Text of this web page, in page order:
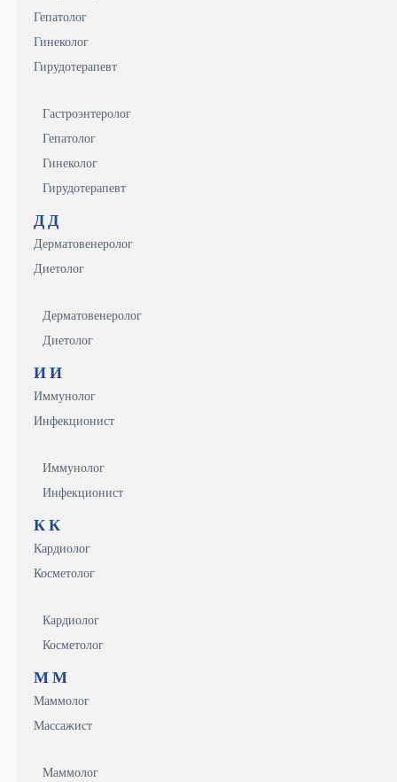
Гепатолог
Гинеколог
Гирудотерапевт
Гастроэнтеролог
Гепатолог
Гинеколог
Гирудотерапевт
Д Д
Дерматовенеролог
Диетолог
Дерматовенеролог
Диетолог
И И
Иммунолог
Инфекционист
Иммунолог
Инфекционист
К К
Кардиолог
Косметолог
Кардиолог
Косметолог
М М
Маммолог
Массажист
Маммолог